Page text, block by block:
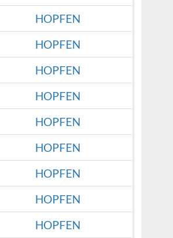
HOPFEN
HOPFEN
HOPFEN
HOPFEN
HOPFEN
HOPFEN
HOPFEN
HOPFEN
HOPFEN